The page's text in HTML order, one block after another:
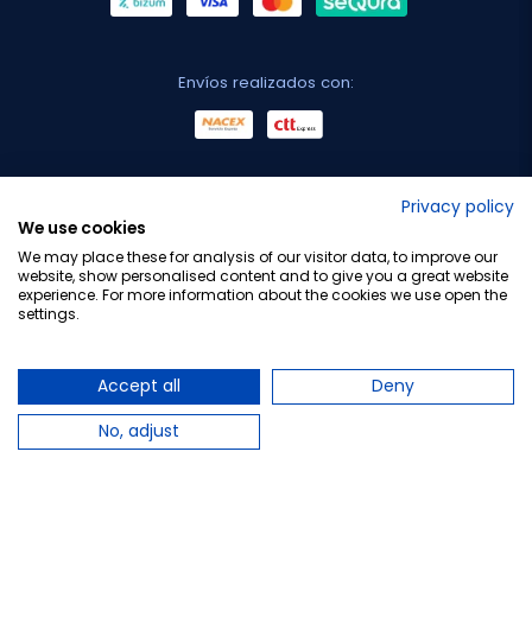
Envíos realizados con:
Privacy policy
We use cookies
We may place these for analysis of our visitor data, to improve our
website, show personalised content and to give you a great website
experience. For more information about the cookies we use open the
settings.
Accept all
Deny
No, adjust